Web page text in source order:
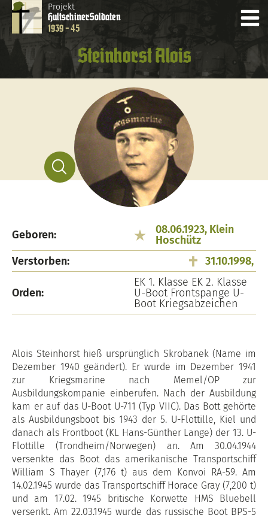
Projekt
HultschinerSoldaten
1939 - 45
Steinhorst Alois
Geboren:
08.06.1923, Klein
Hoschütz
Verstorben:
31.10.1998,
Orden:
EK 1. Klasse EK 2. Klasse
U-Boot Frontspange U-
Boot Kriegsabzeichen
Alois Steinhorst hieß ursprünglich Skrobanek (Name im
Dezember 1940 geändert). Er wurde im Dezember 1941
zur Kriegsmarine nach Memel/OP zur
Ausbildungskompanie einberufen. Nach der Ausbildung
kam er auf das U-Boot U-711 (Typ VIIC). Das Bott gehörte
als Ausbildungsboot bis 1943 der 5. U-Flottille, Kiel und
danach als Frontboot (KL Hans-Günther Lange) der 13. U-
Flottille (Trondheim/Norwegen) an. Am 30.04.1944
versenkte das Boot das amerikanische Transportschiff
William S Thayer (7,176 t) aus dem Konvoi RA-59. Am
14.02.1945 wurde das Transportschiff Horace Gray (7,200 t)
und am 17.02. 1945 britische Korwette HMS Bluebell
versenkt. Am 22.03.1945 wurde das russische Boot BPS-5